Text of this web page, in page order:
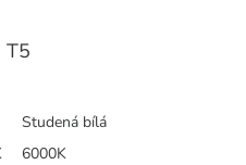
T5
Studená bílá
6000K